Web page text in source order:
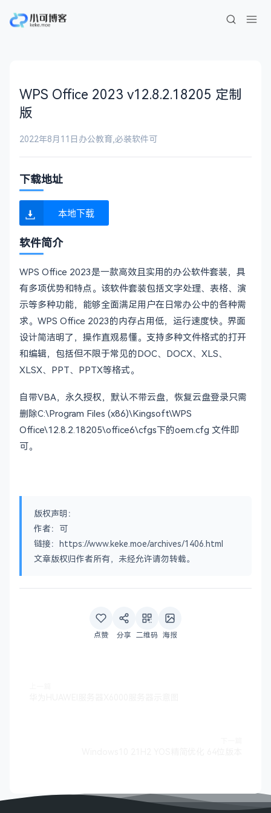
WPS Office 2023 v12.8.2.18205 定制
版
2022年8月11日 办公教育,必装软件可
下载地址
本地下载
软件简介
WPS Office 2023是一款高效且实用的办公软件套装，具
有多项优势和特点。该软件套装包括文字处理、表格、演
示等多种功能，能够全面满足用户在日常办公中的各种需
求。WPS Office 2023的内存占用低，运行速度快。界面
设计简洁明了，操作直观易懂。支持多种文件格式的打开
和编辑，包括但不限于常见的DOC、DOCX、XLS、
XLSX、PPT、PPTX等格式。
自带VBA，永久授权，默认不带云盘，恢复云盘登录只需
删除C:\Program Files (x86)\Kingsoft\WPS
Office\12.8.2.18205\office6\cfgs下的oem.cfg 文件即
可。
版权声明：
作者：可
链接：https://www.keke.moe/archives/1406.html
文章版权归作者所有，未经允许请勿转载。
点赞 分享 二维码 海报